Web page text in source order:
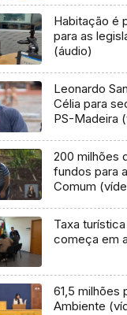
Habitação é
para as
(áudio)
Leonardo
Célia para
PS-Madeira
200 milhões
fundos para
Comum
Taxa
começa em
61,5 milhões
Ambiente